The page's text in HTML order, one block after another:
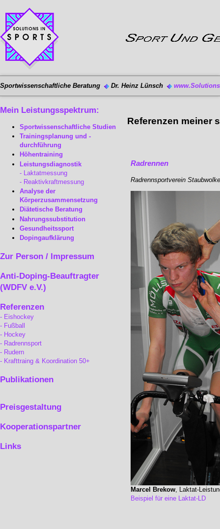
Sportwissenschaftliche Beratung Dr. Heinz Lünsch
Mein Leistungsspektrum:
Sportwissenschaftliche Studien
Trainingsplanung und -
durchführung
Höhentraining
Leistungsdiagnostik
Laktatmessung
Reaktivkraftmessung
Analyse der
Körperzusammensetzung
Diätetische Beratung
Nahrungssubstitution
Gesundheitssport
Dopingaufklärung
Zur Person / Impressum
Anti-Doping-Beauftragter
(WDFV e.V.)
Referenzen
Eishockey
Fußball
Hockey
Radrennsport
Rudern
Krafttraing & Koordination 50+
Publikationen
Preisgestaltung
Kooperationspartner
Links
Referenzen meiner
Radrennen
Radrennsportverein
Marcel Brekow, Laktat-
Beispiel für eine Laktat-LD